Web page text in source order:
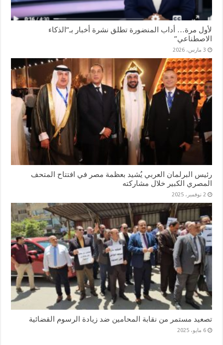
لأول مرة… أداب المنضورة تطلق نشرة أخبار بـ”الذكاء
الاصطناعي”
3 مارس، 2026
رئيس البرلمان العربي يُشيد بعظمة مصر في افتتاح المتحف
المصري الكبير خلال مشاركته
2 نوفمبر، 2025
تصعيد مستمر من نقابة المحامين ضد زيادة الرسوم القضائية
6 مايو، 2025